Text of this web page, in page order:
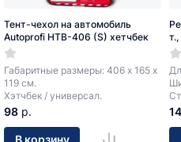
Тент-чехол на автомобиль
Autoprofi HTB-406 (S) хетчбек
Габаритные размеры: 406 х 165 х
119 см.
Хэтчбек / универсал.
98 р. 14